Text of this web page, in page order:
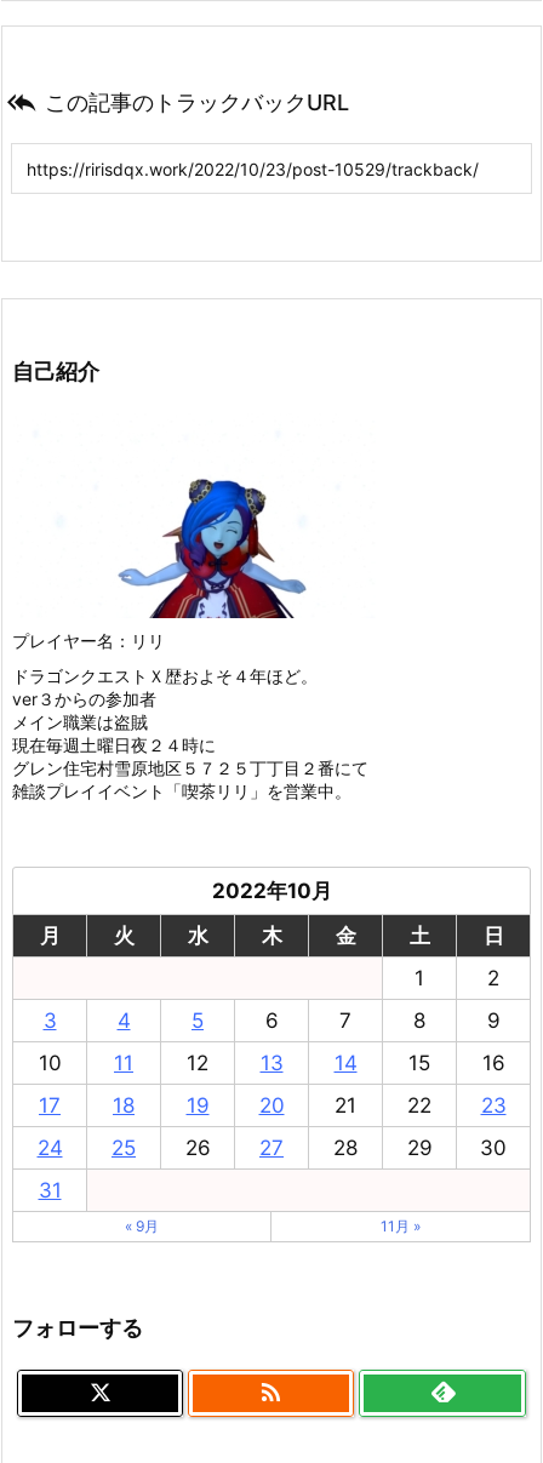
 この記事のトラックバックURL
自己紹介
プレイヤー名：リリ
ドラゴンクエストＸ歴およそ４年ほど。
ver３からの参加者
メイン職業は盗賊
現在毎週土曜日夜２４時に
グレン住宅村雪原地区５７２５丁丁目２番にて
雑談プレイイベント「喫茶リリ」を営業中。
2022年10月
月
火 水 木 金 土
日
1
2
3
4 5 6 7 8
9
10
11 12 13 14 15
16
17
18 19 20 21 22
23
24
25 26 27 28 29
30
31
« 9月 11月 »
フォローする
